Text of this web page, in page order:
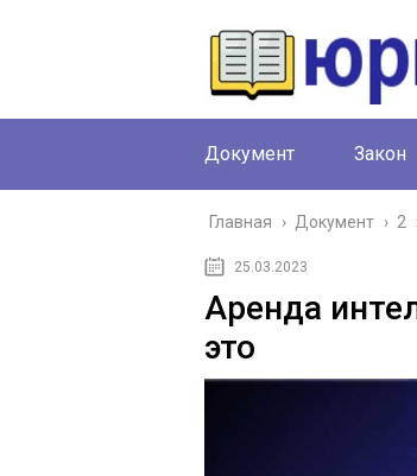
Документ Закон
Главная › Документ › 2
25.03.2023
Аренда
это